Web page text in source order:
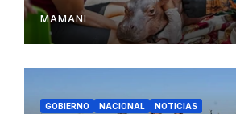
MAMANI
GOBIERNO NACIONAL NOTICIAS